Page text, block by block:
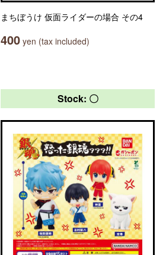
まちぼうけ 仮面ライダーの場合 その4
400 yen (tax included)
Stock: 〇